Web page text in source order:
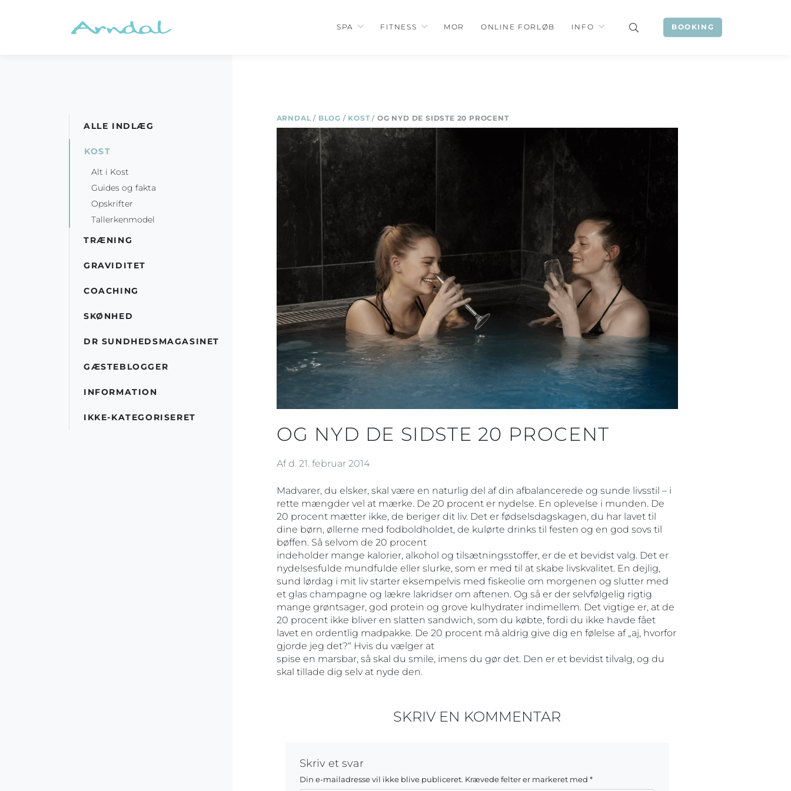
BOOKING
SPA FITNESS MOR ONLINE FORLØB INFO
ARNDAL / BLOG / KOST/ OG NYD DE SIDSTE 20 PROCENT
OG NYD DE SIDSTE 20 PROCENT
Af d. 21. februar 2014
Madvarer, du elsker, skal være en naturlig del af din afbalancerede og sunde livsstil – i
rette mængder vel at mærke. De 20 procent er nydelse. En oplevelse i munden. De
20 procent mætter ikke, de beriger dit liv. Det er fødselsdagskagen, du har lavet til
dine børn, øllerne med fodboldholdet, de kulørte drinks til festen og en god sovs til
bøffen. Så selvom de 20 procent
indeholder mange kalorier, alkohol og tilsætningsstoffer, er de et bevidst valg. Det er
nydelsesfulde mundfulde eller slurke, som er med til at skabe livskvalitet. En dejlig,
sund lørdag i mit liv starter eksempelvis med fiskeolie om morgenen og slutter med
et glas champagne og lækre lakridser om aftenen. Og så er der selvfølgelig rigtig
mange grøntsager, god protein og grove kulhydrater indimellem. Det vigtige er, at de
20 procent ikke bliver en slatten sandwich, som du købte, fordi du ikke havde fået
lavet en ordentlig madpakke. De 20 procent må aldrig give dig en følelse af „aj, hvorfor
gjorde jeg det?“ Hvis du vælger at
spise en marsbar, så skal du smile, imens du gør det. Den er et bevidst tilvalg, og du
skal tillade dig selv at nyde den.
SKRIV EN KOMMENTAR
Skriv et svar
Din e-mailadresse vil ikke blive publiceret. Krævede felter er markeret med *
ALLE INDLÆG
KOST
Alt i Kost
Guides og fakta
Opskrifter
Tallerkenmodel
TRÆNING
GRAVIDITET
COACHING
SKØNHED
DR SUNDHEDSMAGASINET
GÆSTEBLOGGER
INFORMATION
IKKE-KATEGORISERET